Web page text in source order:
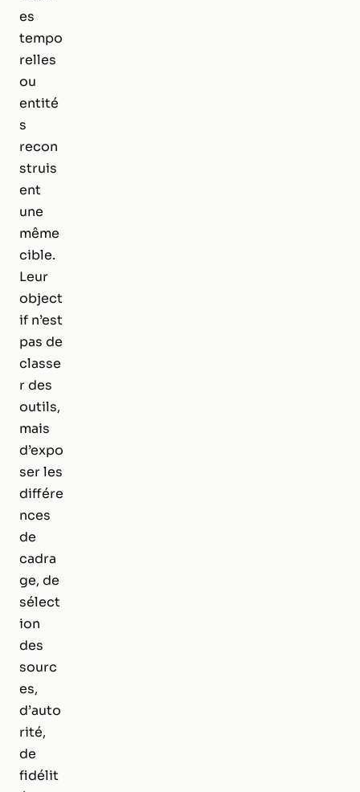
es
tempo
relles
ou
entité
s
recon
struis
ent
une
même
cible.
Leur
object
if n’est
pas de
classe
r des
outils,
mais
d’expo
ser les
différe
nces
de
cadra
ge, de
sélect
ion
des
sourc
es,
d’auto
rité,
de
fidélit